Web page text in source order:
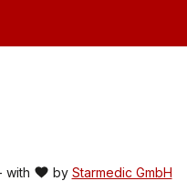
with by Starmedic GmbH